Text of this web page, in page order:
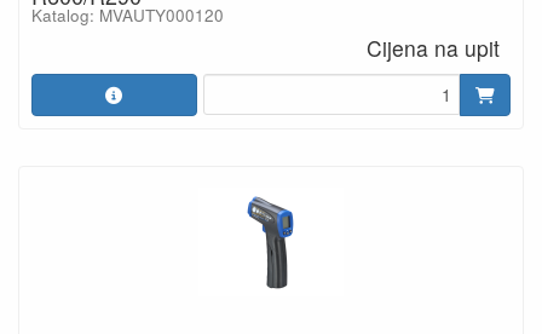
Katalog: MVAUTY000120
Cijena na upit